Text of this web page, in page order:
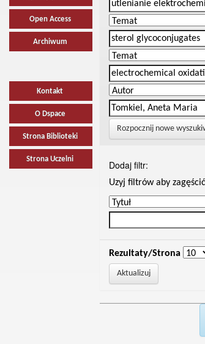
Open Access
Archiwum
Kontakt
O Dspace
Strona Biblioteki
Strona Uczelni
Rozpocznij nowe
Dodaj filtr:
Uzyj filtrów aby
Rezultaty/Strona